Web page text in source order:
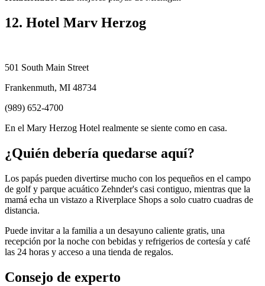
12. Hotel Marv Herzog
501 South Main Street
Frankenmuth, MI 48734
(989) 652-4700
En el Mary Herzog Hotel realmente se siente como en casa.
¿Quién debería quedarse aquí?
Los papás pueden divertirse mucho con los pequeños en el campo
de golf y parque acuático Zehnder's casi contiguo, mientras que la
mamá echa un vistazo a Riverplace Shops a solo cuatro cuadras de
distancia.
Puede invitar a la familia a un desayuno caliente gratis, una
recepción por la noche con bebidas y refrigerios de cortesía y café
las 24 horas y acceso a una tienda de regalos.
Consejo de experto